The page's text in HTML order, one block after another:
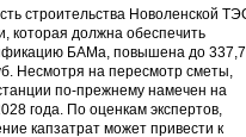
строительства Новоленской
которая должна обеспечить
БАМа, повышена до 337,7
Несмотря на пересмотр сметы,
по-прежнему намечен на
года. По оценкам экспертов,
капзатрат может привести к